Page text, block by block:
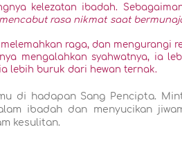
kelezatan ibadah.
rasa nikmat saat
raga, dan mengurangi
mengalahkan syahwatnya, ia
lebih buruk dari hewan ternak.
di hadapan Sang Pencipta.
ibadah dan menyucikan
kesulitan.